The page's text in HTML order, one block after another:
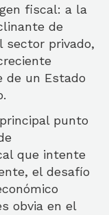
fiscal: a la
de
sector privado,
de un Estado
punto
que intente
el desafío
obvia en el